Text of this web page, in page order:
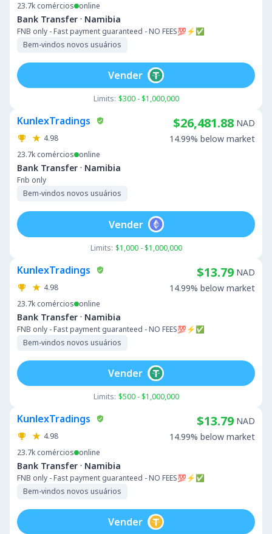
23.7k comércios online
Bank Transfer · Namibia
FNB only - Fast payment guaranteed - NO FEES💯⚡️✅
Bem-vindos novos usuários
Limits: $300 - $1,000,000
Vender
KunlexTradings
4.98
23.7k comércios online
Bank Transfer · Namibia
Fnb only
Bem-vindos novos usuários
$26,481.88 NAD
14.99% below market
Limits: $1,000 - $1,000,000
Vender
KunlexTradings
4.98
23.7k comércios online
Bank Transfer · Namibia
FNB only - Fast payment guaranteed - NO FEES💯⚡️✅
Bem-vindos novos usuários
$13.79 NAD
14.99% below market
Limits: $500 - $1,000,000
Vender
KunlexTradings
4.98
23.7k comércios online
Bank Transfer · Namibia
FNB only - Fast payment guaranteed - NO FEES💯⚡️✅
Bem-vindos novos usuários
$13.79 NAD
14.99% below market
Vender